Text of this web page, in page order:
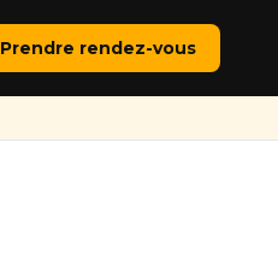
Prendre rendez-vous